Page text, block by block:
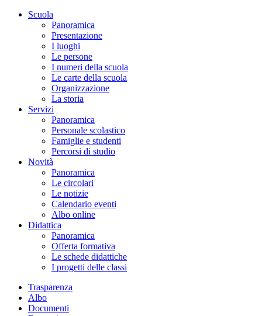
Scuola
Panoramica
Presentazione
I luoghi
Le persone
I numeri della scuola
Le carte della scuola
Organizzazione
La storia
Servizi
Panoramica
Personale scolastico
Famiglie e studenti
Percorsi di studio
Novità
Panoramica
Le circolari
Le notizie
Calendario eventi
Albo online
Didattica
Panoramica
Offerta formativa
Le schede didattiche
I progetti delle classi
Trasparenza
Albo
Documenti